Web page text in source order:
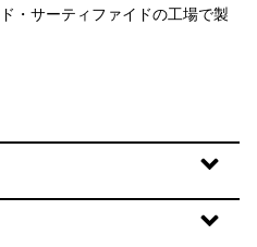
・サーティファイドの工場で製